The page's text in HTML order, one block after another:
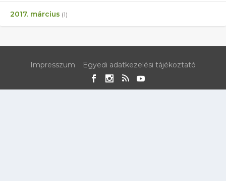
2017. március (1)
Impresszum Egyedi adatkezelési tájékoztató